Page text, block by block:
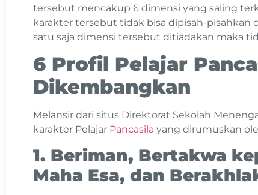
tersebut mencakup 6 dimensi yang saling
karakter tersebut tidak bisa dipisah-pisahkan
satu saja dimensi tersebut ditiadakan maka
6 Profil Pelajar
Dikembangkan
Melansir dari situs Direktorat Sekolah
karakter Pelajar Pancasila yang dirumuskan
1. Beriman, Bertakwa
Maha Esa, dan